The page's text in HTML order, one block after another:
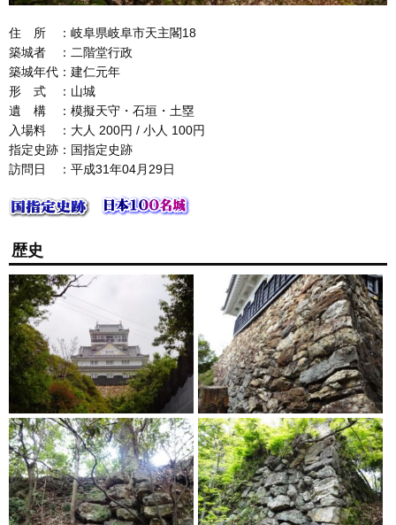
住 所 ：岐阜県岐阜市天主閣18
築城者 ：二階堂行政
築城年代：建仁元年
形 式 ：山城
遺 構 ：模擬天守・石垣・土塁
入場料 ：大人 200円 / 小人 100円
指定史跡：国指定史跡
訪問日 ：平成31年04月29日
歴史